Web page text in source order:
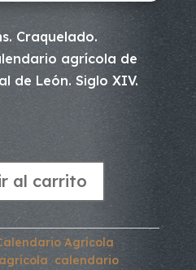
Craquelado.
agrícola de
de León. Siglo XIV.
al carrito
Agrícola
,calendario